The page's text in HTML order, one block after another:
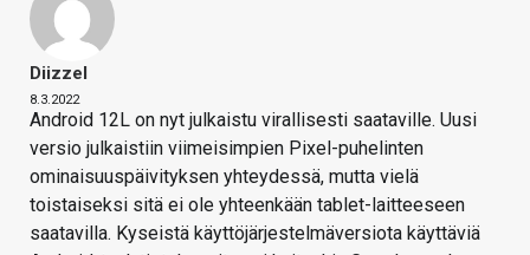
Diizzel
8.3.2022
Android 12L on nyt julkaistu virallisesti saataville. Uusi
versio julkaistiin viimeisimpien Pixel-puhelinten
ominaisuuspäivityksen yhteydessä, mutta vielä
toistaiseksi sitä ei ole yhteenkään tablet-laitteeseen
saatavilla. Kyseistä käyttöjärjestelmäversiota käyttäviä